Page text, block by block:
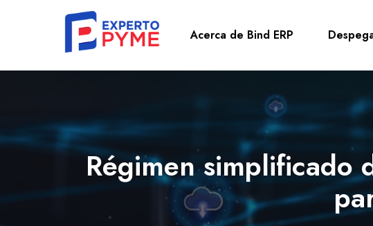
Acerca de Bind ERP
Régimen simplificado